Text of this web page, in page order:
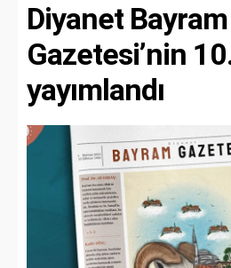
Diyanet Bayram
Gazetesi’nin 10.
yayımlandı